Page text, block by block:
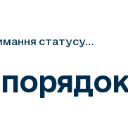
статусу